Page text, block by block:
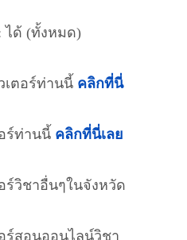
ได้ (ทั้งหมด)
เตอร์ท่านนี้ คลิกที่นี่
ร์ท่านนี้ คลิกที่นี่เลย
ร์วิชาอื่นๆในจังหวัด
ร์สอนออนไลน์วิชา